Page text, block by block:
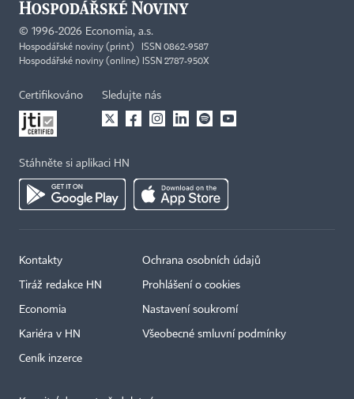
© 1996-2026 Economia, a.s.
Hospodářské noviny (print) ISSN 0862-9587
Hospodářské noviny (online) ISSN 2787-950X
Certifikováno Sledujte nás
Stáhněte si aplikaci HN
Kontakty
Tiráž redakce HN
Economia
Kariéra v HN
Ceník inzerce
Ochrana osobních údajů
Prohlášení o cookies
Nastavení soukromí
Všeobecné smluvní podmínky